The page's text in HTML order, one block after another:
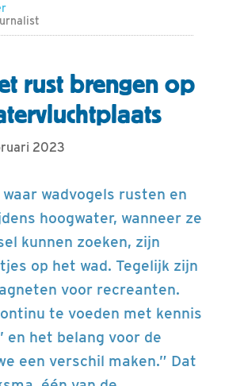
rust brengen op
2023
wadvogels rusten en
hoogwater, wanneer ze
kunnen zoeken, zijn
op het wad. Tegelijk zijn
voor recreanten.
te voeden met kennis
en het belang voor de
een verschil maken.” Dat